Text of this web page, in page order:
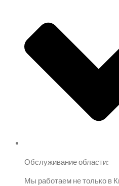
Обслуживание области:
Мы работаем не только в